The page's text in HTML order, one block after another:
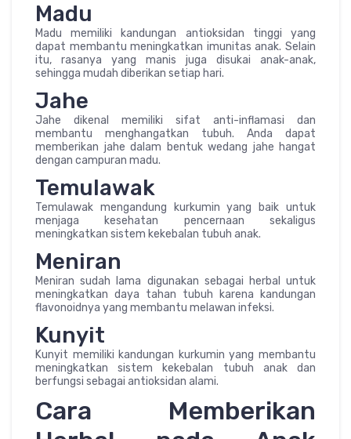
Madu
Madu memiliki kandungan antioksidan tinggi yang
dapat membantu meningkatkan imunitas anak. Selain
itu, rasanya yang manis juga disukai anak-anak,
sehingga mudah diberikan setiap hari.
Jahe
Jahe dikenal memiliki sifat anti-inflamasi dan
membantu menghangatkan tubuh. Anda dapat
memberikan jahe dalam bentuk wedang jahe hangat
dengan campuran madu.
Temulawak
Temulawak mengandung kurkumin yang baik untuk
menjaga kesehatan pencernaan sekaligus
meningkatkan sistem kekebalan tubuh anak.
Meniran
Meniran sudah lama digunakan sebagai herbal untuk
meningkatkan daya tahan tubuh karena kandungan
flavonoidnya yang membantu melawan infeksi.
Kunyit
Kunyit memiliki kandungan kurkumin yang membantu
meningkatkan sistem kekebalan tubuh anak dan
berfungsi sebagai antioksidan alami.
Cara Memberikan